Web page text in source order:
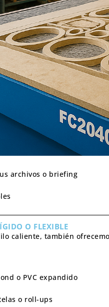
archivos o briefing
O FLEXIBLE
caliente, también
o PVC expandido
o roll-ups